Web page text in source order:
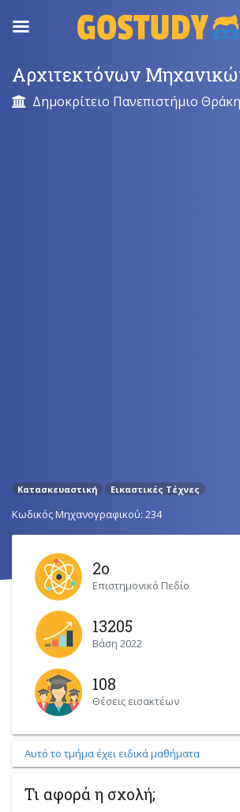
content
Αρχιτεκτόνων
Δημοκρίτειο Πανεπιστήμιο
Κατασκευαστική Εικαστικές Τέχνες
Κωδικός Μηχανογραφικού: 234
2ο
Επιστημονικό Πεδίο
13205
Βάση 2022
108
Θέσεις εισακτέων
Αυτό το τμήμα έχει ειδικά μαθήματα
Τι αφορά η σχολή;